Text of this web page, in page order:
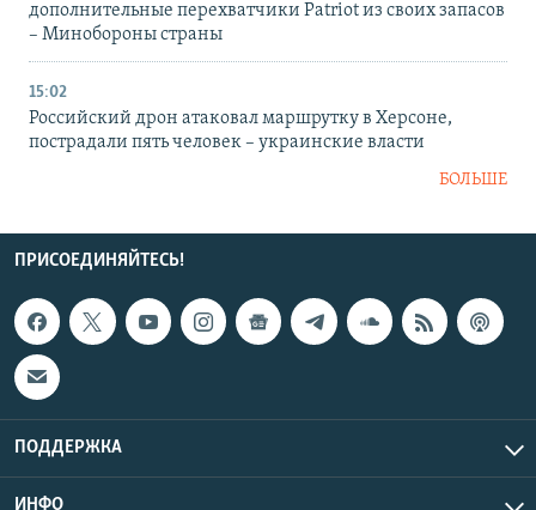
дополнительные перехватчики Patriot из своих запасов
– Минобороны страны
15:02
Российский дрон атаковал маршрутку в Херсоне,
пострадали пять человек – украинские власти
БОЛЬШЕ
ПРИСОЕДИНЯЙТЕСЬ!
ПОДДЕРЖКА
ИНФО